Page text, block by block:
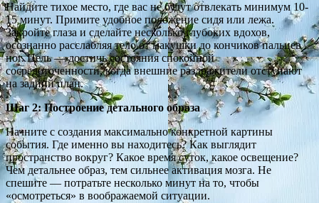
Найдите тихое место, где вас не будут отвлекать минимум 10-
15 минут. Примите удобное положение сидя или лежа.
Закройте глаза и сделайте несколько глубоких вдохов,
осознанно расслабляя тело от макушки до кончиков пальцев
ног. Цель — достичь состояния спокойной
сосредоточенности, когда внешние раздражители отступают
на задний план.
Шаг 2: Построение детального образа
Начните с создания максимально конкретной картины
события. Где именно вы находитесь? Как выглядит
пространство вокруг? Какое время суток, какое освещение?
Чем детальнее образ, тем сильнее активация мозга. Не
спешите — потратьте несколько минут на то, чтобы
«осмотреться» в воображаемой ситуации.